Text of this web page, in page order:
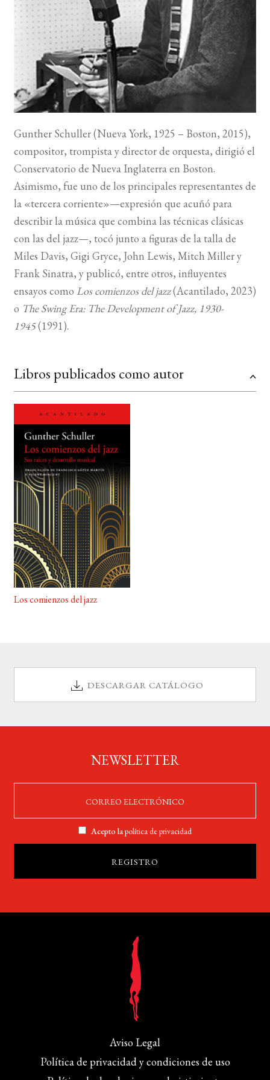
BUSCAR
LISTA DE LIBROS
Gunther Schuller (Nueva York, 1925 – Boston, 2015),
compositor, trompista y director de orquesta, dirigió el
Conservatorio de Nueva Inglaterra en Boston.
Asimismo, fue uno de los principales representantes de
la «tercera corriente»—expresión que acuñó para
describir la música que combina las técnicas clásicas
con las del jazz—, tocó junto a figuras de la talla de
Miles Davis, Gigi Gryce, John Lewis, Mitch Miller y
Frank Sinatra, y publicó, entre otros, influyentes
ensayos como Los comienzos del jazz(Acantilado, 2023)
o The Swing Era: The Development of Jazz, 1930-
1945(1991).
Libros publicados como autor
Los comienzos del jazz
DESCARGAR CATÁLOGO
NEWSLETTER
Acepto lapolítica de privacidad
Aviso Legal
Política de privacidad y condiciones de uso